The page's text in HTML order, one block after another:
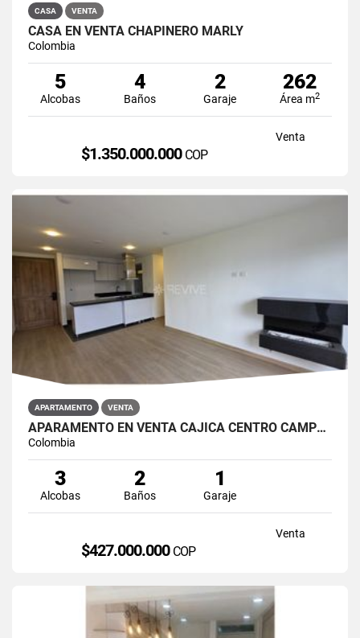
CASA VENTA
CASA EN VENTA CHAPINERO MARLY
Colombia
5
Alcobas
4
Baños
2
Garaje
262
Área m2
Venta
$1.350.000.000 COP
APARTAMENTO VENTA
APARAMENTO EN VENTA CAJICÁ CENTRO CAMPUS CLUB RESERVADO
Colombia
3
Alcobas
2
Baños
1
Garaje
Venta
$427.000.000 COP